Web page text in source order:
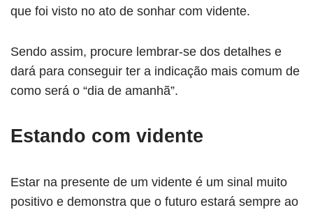
que foi visto no ato de sonhar com vidente.
Sendo assim, procure lembrar-se dos detalhes e
dará para conseguir ter a indicação mais comum de
como será o “dia de amanhã”.
Estando com vidente
Estar na presente de um vidente é um sinal muito
positivo e demonstra que o futuro estará sempre ao